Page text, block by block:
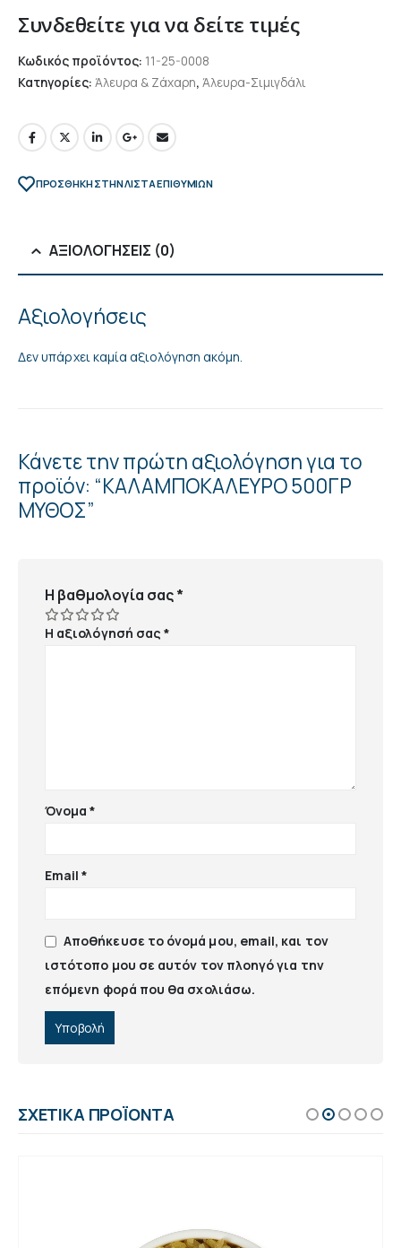
Συνδεθείτε για να δείτε τιμές
Κωδικός προϊόντος: 11-25-0008
Κατηγορίες: Άλευρα & Ζάχαρη, Άλευρα-Σιμιγδάλι
ΠΡΌΣΘΉΚΗ ΣΤΗΝ ΛΊΣΤΑ ΕΠΙΘΥΜΙΏΝ
ΑΞΙΟΛΟΓΉΣΕΙΣ (0)
Αξιολογήσεις
Δεν υπάρχει καμία αξιολόγηση ακόμη.
Κάνετε την πρώτη αξιολόγηση για το
προϊόν: “ΚΑΛΑΜΠΟΚΑΛΕΥΡΟ 500ΓΡ
ΜΥΘΟΣ”
Η βαθμολογία σας*
Η αξιολόγησή σας*
Όνομα*
Email*
Αποθήκευσε το όνομά μου, email, και τον
ιστότοπο μου σε αυτόν τον πλοηγό για την
επόμενη φορά που θα σχολιάσω.
ΣΧΕΤΙΚΆ ΠΡΟΪΌΝΤΑ